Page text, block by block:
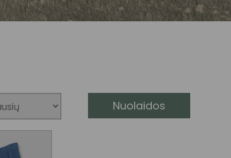
Nuolaidos